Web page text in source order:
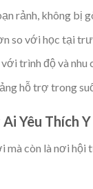
rảnh, không bị
so với học tại
trình độ và nhu
hỗ trợ trong
Yêu Thích
còn là nơi hội